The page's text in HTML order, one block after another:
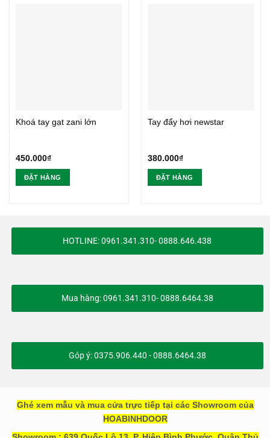
Khoá tay gạt zani lớn
450.000₫
ĐẶT HÀNG
Tay đẩy hơi newstar
380.000₫
ĐẶT HÀNG
HOTLINE: 0961.341.310- 0888.646.438
Mua hàng: 0961.341.310- 0888.6464.38
Góp ý: 0375.906.440 - 0888.6464.38
Ghé xem mẫu và mua cửa trực tiếp tại các Showroom của
HOABINHDOOR